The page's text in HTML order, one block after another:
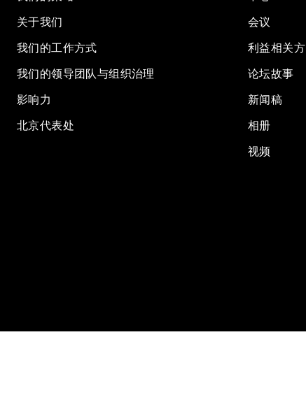
关于我们
我们的工作方式
我们的领导团队与组织治理
影响力
北京代表处
会议
利益相关方
论坛故事
新闻稿
相册
视频